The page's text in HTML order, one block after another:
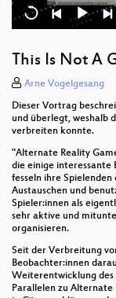
This Is Not A
Arne Vogelgesang
Dieser Vortrag
und überlegt, weshalb
verbreiten konnte.
"Alternate Reality
die einige interessante
fesseln ihre Spielenden
Austauschen und
Spieler:innen als
sehr aktive und
organisieren.
Seit der Verbreitung
Beobachter:innen
Weiterentwicklung des
Parallelen zu